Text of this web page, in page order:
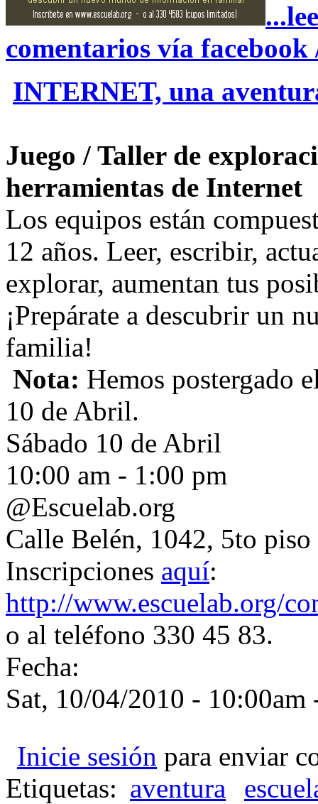
comentarios vía facebook
INTERNET, una
Juego / Taller de
herramientas de Internet
Los equipos están
12 años. Leer, escribir,
explorar, aumentan tus
¡Prepárate a descubrir un
familia!
Nota: Hemos postergado
10 de Abril.
Sábado 10 de Abril
10:00 am - 1:00 pm
@Escuelab.org
Calle Belén, 1042, 5to
Inscripciones aquí:
http://www.escuelab.org/
o al teléfono 330 45 83.
Fecha:
Sat, 10/04/2010 - 10:00am
Inicie sesión para enviar
Etiquetas: aventura